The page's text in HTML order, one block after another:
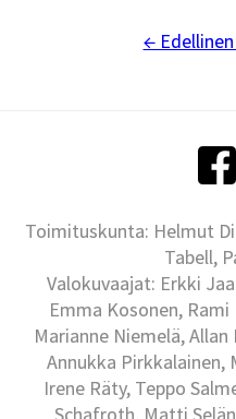
← Edellinen
Toimituskunta: Helmut
Tabell,
Valokuvaajat: Erkki
Emma Kosonen,
Marianne Niemelä,
Annukka Pirkkalainen,
Irene Räty, Teppo